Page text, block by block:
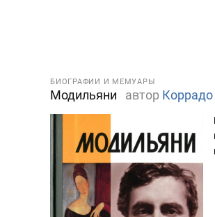
БИОГРАФИИ И МЕМУАРЫ
Модильяни автор